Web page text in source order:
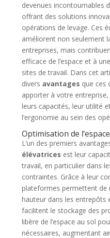
devenues incontournables
offrant des solutions
opérations de levage. Ces
améliorent non seulement
entreprises, mais
efficace de l’espace et à une
sites de travail. Dans cet
divers avantages que ces
apporter à votre
leurs capacités, leur utilité
l’ergonomie au sein des
Optimisation de
L’un des premiers
élévatrices est leur
travail, en particulier dans
contraintes. Grâce à leur
plateformes permettent de
hauteur dans les entrepôts
facilitent le stockage des
libère de l’espace au sol
nécessaires, augmentant